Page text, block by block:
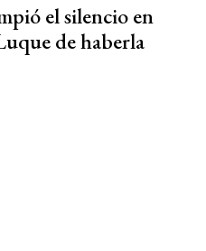
el silencio en
de haberla